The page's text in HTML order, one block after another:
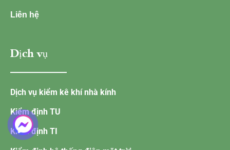
Liên hệ
Dịch vụ
Dịch vụ kiểm kê khí nhà kính
Kiểm định TU
Kiểm định TI